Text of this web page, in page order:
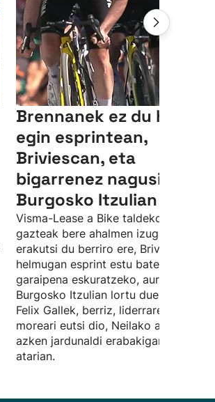
Brennanek ez du hutsik
egin esprintean,
Briviescan, eta
bigarrenez nagusitu da
Burgosko Itzulian
Visma-Lease a Bike taldeko
gazteak bere ahalmen izugarria
erakutsi du berriro ere, Briviescako
helmugan esprint estu batean
garaipena eskuratzeko, aurtengo
Burgosko Itzulian lortu duen
Felix Gallek, berriz, liderraren maillot
moreari eutsi dio, Neilako
azken jardunaldi erabakigarriaren
atarian.